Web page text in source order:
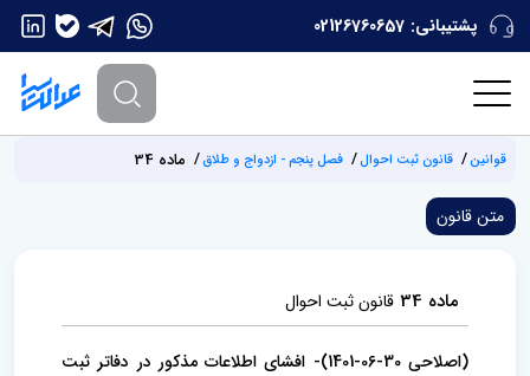
پشتیبانی: 02126760657
قوانین ‌قانون ثبت احوال ‌فصل پنجم - ازدواج و طلاق ماده 34
متن قانون
ماده 34 ‌قانون ثبت احوال
(اصلاحی 30-06-1401)- افشای اطلاعات مذکور در دفاتر ثبت